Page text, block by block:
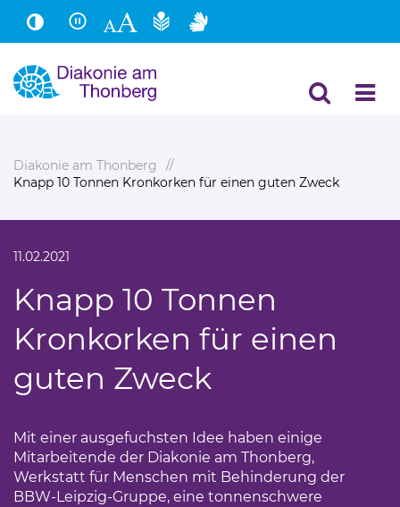
Hauptinhalt
Fußbereich
Diakonie am Thonberg
Knapp 10 Tonnen Kronkorken für einen guten Zweck
11.02.2021
Knapp 10 Tonnen
Kronkorken für einen
guten Zweck
Mit einer ausgefuchsten Idee haben einige
Mitarbeitende der Diakonie am Thonberg,
Werkstatt für Menschen mit Behinderung der
BBW-Leipzig-Gruppe, eine tonnenschwere